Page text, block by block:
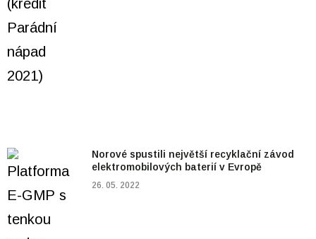
Norové spustili největší recyklační závod
elektromobilových baterií v Evropě
26. 05. 2022